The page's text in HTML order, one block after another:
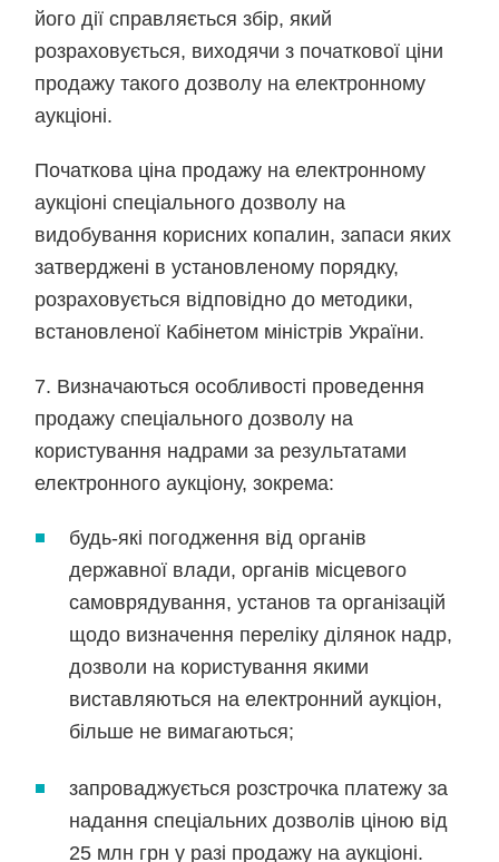
його дії справляється збір, який
розраховується, виходячи з початкової ціни
продажу такого дозволу на електронному
аукціоні.
Початкова ціна продажу на електронному
аукціоні спеціального дозволу на
видобування корисних копалин, запаси яких
затверджені в установленому порядку,
розраховується відповідно до методики,
встановленої Кабінетом міністрів України.
7. Визначаються особливості проведення
продажу спеціального дозволу на
користування надрами за результатами
електронного аукціону, зокрема:
будь-які погодження від органів
державної влади, органів місцевого
самоврядування, установ та організацій
щодо визначення переліку ділянок надр,
дозволи на користування якими
виставляються на електронний аукціон,
більше не вимагаються;
запроваджується розстрочка платежу за
надання спеціальних дозволів ціною від
25 млн грн у разі продажу на аукціоні.